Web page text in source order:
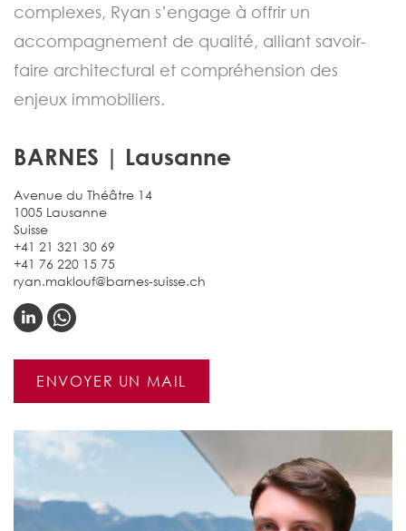
complexes, Ryan s’engage à offrir un
accompagnement de qualité, alliant savoir-
faire architectural et compréhension des
enjeux immobiliers.
BARNES | Lausanne
Avenue du Théâtre 14
1005 Lausanne
Suisse
+41 21 321 30 69
+41 76 220 15 75
ryan.maklouf@barnes-suisse.ch
ENVOYER UN MAIL